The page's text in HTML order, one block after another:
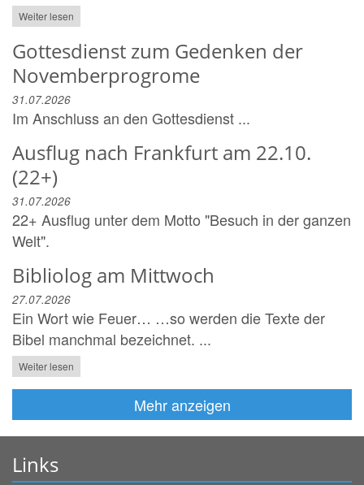
Weiter lesen
Gottesdienst zum Gedenken der
Novemberprogrome
31.07.2026
Im Anschluss an den Gottesdienst ...
Ausflug nach Frankfurt am 22.10.
(22+)
31.07.2026
22+ Ausflug unter dem Motto "Besuch in der ganzen
Welt".
Bibliolog am Mittwoch
27.07.2026
Ein Wort wie Feuer… …so werden die Texte der
Bibel manchmal bezeichnet. ...
Weiter lesen
Mehr anzeigen
Links